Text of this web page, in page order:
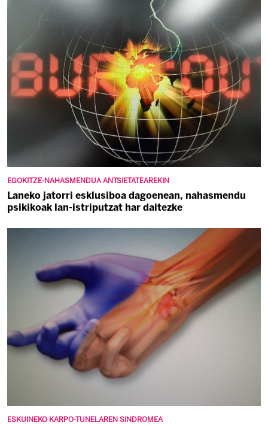
EGOKITZE-NAHASMENDUA ANTSIETATEAREKIN
Laneko jatorri esklusiboa dagoenean, nahasmendu
psikikoak lan-istriputzat har daitezke
ESKUINEKO KARPO-TUNELAREN SINDROMEA